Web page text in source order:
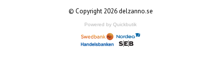
© Copyright 2026 delzanno.se
Powered by Quickbutik